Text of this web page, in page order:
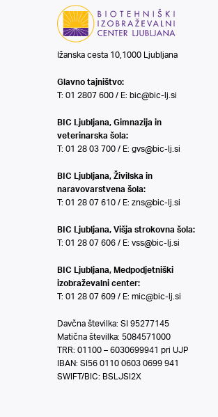
Ižanska cesta 10,1000 Ljubljana
Glavno tajništvo:
T: 01 2807 600 / E: bic@bic-lj.si
BIC Ljubljana, Gimnazija in
veterinarska šola:
T: 01 28 03 700 / E: gvs@bic-lj.si
BIC Ljubljana, Živilska in
naravovarstvena šola:
T: 01 28 07 610 / E: zns@bic-lj.si
BIC Ljubljana, Višja strokovna šola:
T: 01 28 07 606 / E: vss@bic-lj.si
BIC Ljubljana, Medpodjetniški
izobraževalni center:
T: 01 28 07 609 / E: mic@bic-lj.si
Davčna številka: SI 95277145
Matična številka: 5084571000
TRR: 01100 – 6030699941 pri UJP
IBAN: SI56 0110 0603 0699 941
SWIFT/BIC: BSLJSI2X